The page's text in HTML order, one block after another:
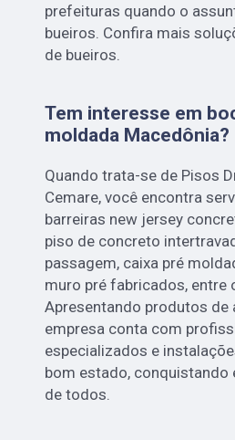
prefeituras quando o
bueiros. Confira mais
de bueiros.
Tem interesse em
moldada Macedônia?
Quando trata-se de Pisos
Cemare, você encontra
barreiras new jersey
piso de concreto
passagem, caixa pré
muro pré fabricados, entre
Apresentando produtos de
empresa conta com
especializados e
bom estado, conquistando
de todos.